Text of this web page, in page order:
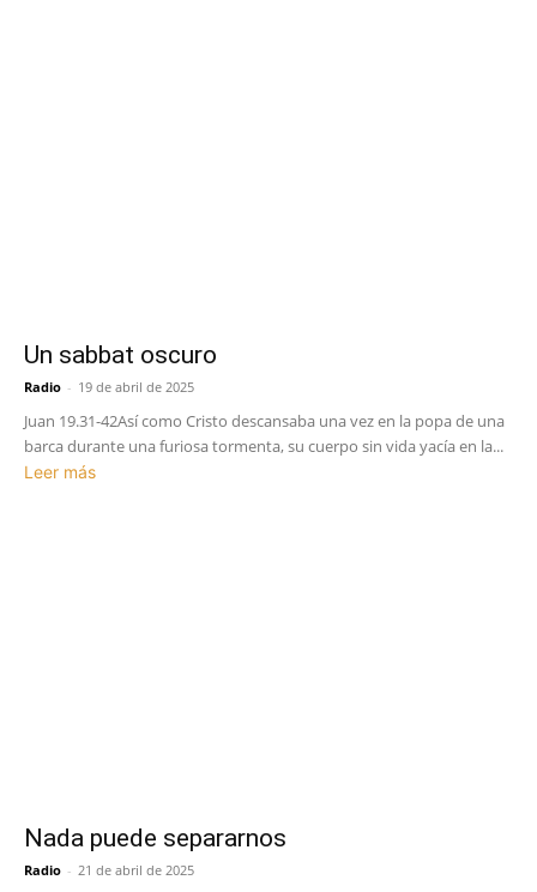
Un sabbat oscuro
Radio - 19 de abril de 2025
Juan 19.31-42Así como Cristo descansaba una vez en la popa de una
barca durante una furiosa tormenta, su cuerpo sin vida yacía en la...
Leer más
Nada puede separarnos
Radio - 21 de abril de 2025